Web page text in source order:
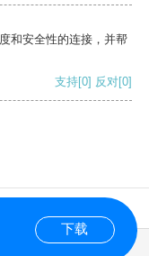
和安全性的连接，并帮
支持[0] 反对[0]
下载